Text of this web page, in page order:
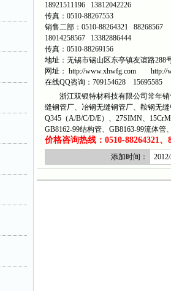
18921511196 13812042226
传真：0510-88267553
销售二部：0510-88264321 88268567
18014258567 13382886444
传真：0510-88269156
地址：无锡市锡山区东亭镇友谊路288
网址： http://www.xhwfg.com http://
在线QQ咨询：709154628 15695585
浙江双银特材科技有限公司常年销
缝钢管厂、冶钢无缝钢管厂、鞍钢无
Q345（A/B/C/D/E）、27SIMN、
GB8162-99结构管、GB8163-99流体
价格咨询热线：0510-88264321、
添加时间：